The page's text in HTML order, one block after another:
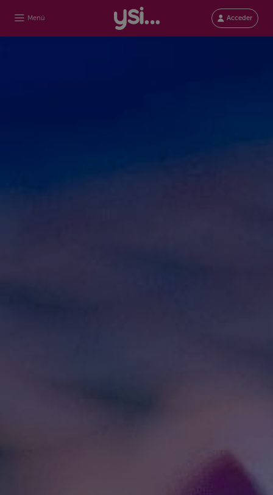
Menú Acceder